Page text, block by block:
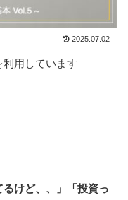
2025.07.02
利用しています
るけど、、」「投資っ